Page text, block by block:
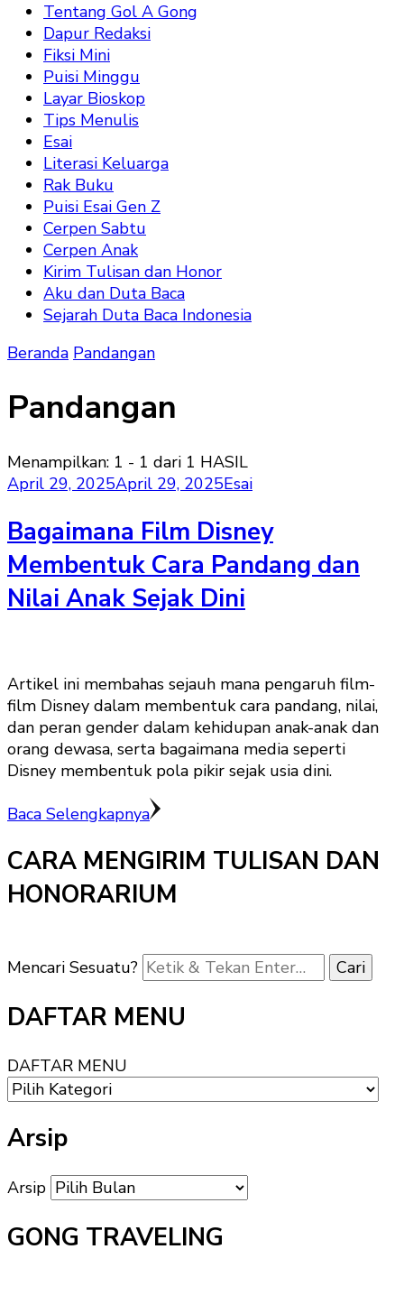
Tentang Gol A Gong
Dapur Redaksi
Fiksi Mini
Puisi Minggu
Layar Bioskop
Tips Menulis
Esai
Literasi Keluarga
Rak Buku
Puisi Esai Gen Z
Cerpen Sabtu
Cerpen Anak
Kirim Tulisan dan Honor
Aku dan Duta Baca
Sejarah Duta Baca Indonesia
Beranda Pandangan
Pandangan
Menampilkan: 1 - 1 dari 1 HASIL
April 29, 2025April 29, 2025Esai
Bagaimana Film Disney
Membentuk Cara Pandang dan
Nilai Anak Sejak Dini
Artikel ini membahas sejauh mana pengaruh film-
film Disney dalam membentuk cara pandang, nilai,
dan peran gender dalam kehidupan anak-anak dan
orang dewasa, serta bagaimana media seperti
Disney membentuk pola pikir sejak usia dini.
Baca Selengkapnya
CARA MENGIRIM TULISAN DAN
HONORARIUM
Mencari Sesuatu?
DAFTAR MENU
DAFTAR MENU
Arsip
Arsip
GONG TRAVELING